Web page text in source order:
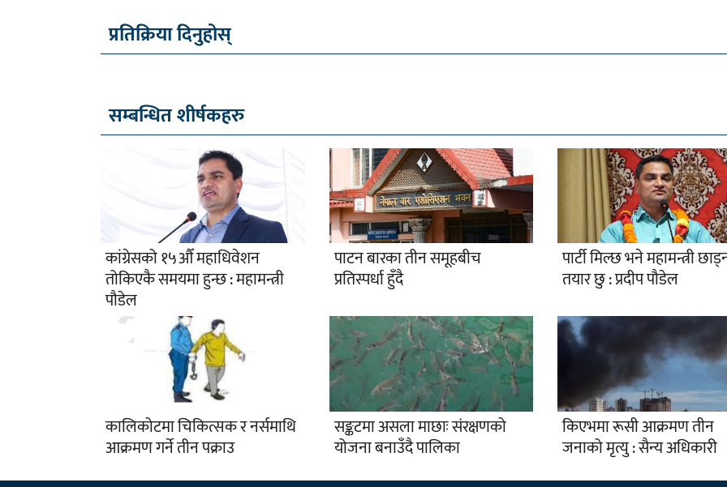
प्रतिक्रिया दिनुहोस्
सम्बन्धित शीर्षकहरु
कांग्रेसको १५औँ महाधिवेशन
तोकिएकै समयमा हुन्छ : महामन्त्री
पौडेल
पाटन बारका तीन समूहबीच
प्रतिस्पर्धा हुँदै
पार्टी मिल्छ भने महामन्त्री
तयार छु : प्रदीप पौडेल
कालिकोटमा चिकित्सक र नर्समाथि
आक्रमण गर्ने तीन पक्राउ
सङ्कटमा असला माछाः संरक्षणको
योजना बनाउँदै पालिका
किएभमा रूसी आक्रमण तीन
जनाको मृत्यु : सैन्य अधिकारी